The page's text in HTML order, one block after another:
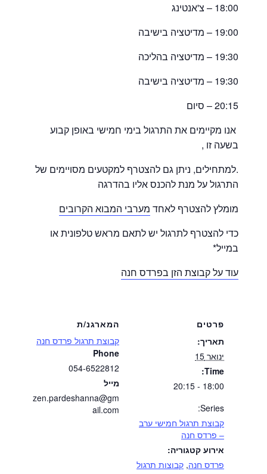
18:00 – צ'אנטינג
19:00 – מדיטציה בישיבה
19:30 – מדיטציה בהליכה
19:30 – מדיטציה בישיבה
20:15 – סיום
אנו מקיימים את התרגול בימי חמישי באופן קבוע
בשעה זו ,
.למתחילים, ניתן גם להצטרף למקטעים מסויימים של
התרגול על מנת להכנס אליו בהדרגה
מומלץ להצטרף לאחד מערבי המבוא הקרובים
כדי להצטרף לתרגול יש לתאם מראש טלפונית או
במייל*
עוד על קבוצת הזן בפרדס חנה
פרטים
תאריך:
ינואר 15
Time:
18:00 - 20:15
Series:
קבוצת תרגול חמישי ערב
– פרדס חנה
אירוע קטגוריה:
פרדס חנה, קבוצות תרגול
המארגנ/ת
קבוצת תרגול פרדס חנה
Phone
054-6522812
מייל
zen.pardeshanna@gm
ail.com